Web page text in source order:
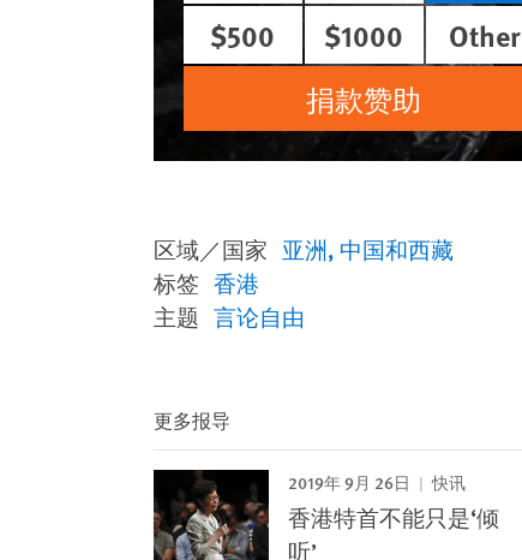
$500
$1000
Other
捐款赞助
区域／国家 亚洲 中国和西藏
标签 香港
主题 言论自由
更多报导
2019年 9月 26日 快讯
香港特首不能只是‘倾
听’